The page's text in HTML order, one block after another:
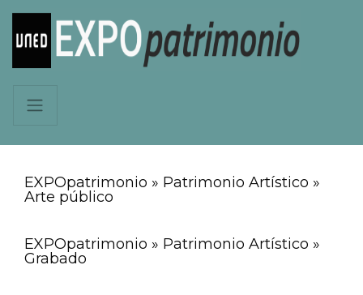
EXPOpatrimonio » Patrimonio Artístico »
Arte público
EXPOpatrimonio » Patrimonio Artístico »
Grabado